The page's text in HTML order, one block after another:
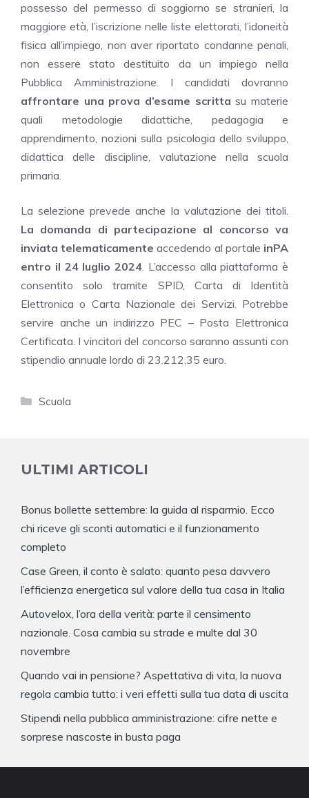
possesso del permesso di soggiorno se stranieri, la
maggiore età, l’iscrizione nelle liste elettorati, l’idoneità
fisica all’impiego, non aver riportato condanne penali,
non essere stato destituito da un impiego nella
Pubblica Amministrazione. I candidati dovranno
affrontare una prova d’esame scritta su materie
quali metodologie didattiche, pedagogia e
apprendimento, nozioni sulla psicologia dello sviluppo,
didattica delle discipline, valutazione nella scuola
primaria.
La selezione prevede anche la valutazione dei titoli.
La domanda di partecipazione al concorso va
inviata telematicamente accedendo al portale inPA
entro il 24 luglio 2024. L’accesso alla piattaforma è
consentito solo tramite SPID, Carta di Identità
Elettronica o Carta Nazionale dei Servizi. Potrebbe
servire anche un indirizzo PEC – Posta Elettronica
Certificata. I vincitori del concorso saranno assunti con
stipendio annuale lordo di 23.212,35 euro.
Categorie
Scuola
ULTIMI ARTICOLI
Bonus bollette settembre: la guida al risparmio. Ecco
chi riceve gli sconti automatici e il funzionamento
completo
Case Green, il conto è salato: quanto pesa davvero
l’efficienza energetica sul valore della tua casa in Italia
Autovelox, l’ora della verità: parte il censimento
nazionale. Cosa cambia su strade e multe dal 30
novembre
Quando vai in pensione? Aspettativa di vita, la nuova
regola cambia tutto: i veri effetti sulla tua data di uscita
Stipendi nella pubblica amministrazione: cifre nette e
sorprese nascoste in busta paga